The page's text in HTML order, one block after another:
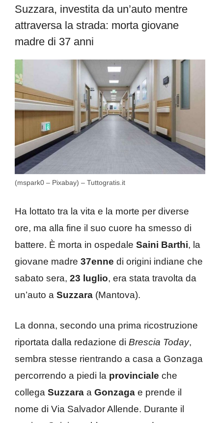
Suzzara, investita da un’auto mentre
attraversa la strada: morta giovane
madre di 37 anni
(mspark0 – Pixabay) – Tuttogratis.it
Ha lottato tra la vita e la morte per diverse
ore, ma alla fine il suo cuore ha smesso di
battere. È morta in ospedale Saini Barthi, la
giovane madre 37enne di origini indiane che
sabato sera, 23 luglio, era stata travolta da
un’auto a Suzzara (Mantova).
La donna, secondo una prima ricostruzione
riportata dalla redazione di Brescia Today,
sembra stesse rientrando a casa a Gonzaga
percorrendo a piedi la provinciale che
collega Suzzara a Gonzaga e prende il
nome di Via Salvador Allende. Durante il